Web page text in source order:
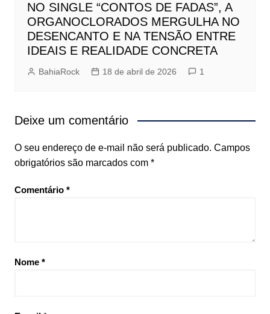
NO SINGLE “CONTOS DE FADAS”, A
ORGANOCLORADOS MERGULHA NO
DESENCANTO E NA TENSÃO ENTRE
IDEAIS E REALIDADE CONCRETA
BahiaRock 18 de abril de 2026 1
Deixe um comentário
O seu endereço de e-mail não será publicado. Campos
obrigatórios são marcados com *
Comentário *
Nome *